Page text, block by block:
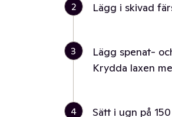
2 Lägg i skivad
3
Lägg spenat-
Krydda laxen
4
Sätt i ugn på